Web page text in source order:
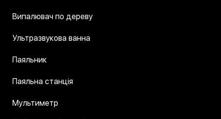
Випалювач по дереву
Ультразвукова ванна
Паяльник
Паяльна станція
Мультиметр